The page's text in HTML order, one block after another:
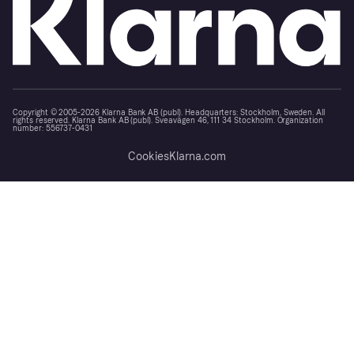
Copyright © 2005-2026 Klarna Bank AB (publ). Headquarters: Stockholm, Sweden. All
rights reserved. Klarna Bank AB (publ). Sveavägen 46, 111 34 Stockholm. Organization
number: 556737-0431
CookiesKlarna.com